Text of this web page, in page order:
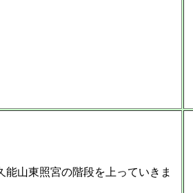
能山東照宮の階段を上っていきま